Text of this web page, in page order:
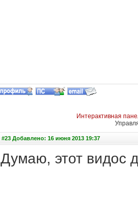
Интерактивная
#23 Добавлено: 16 июня 2013 19:37
Думаю, этот видос